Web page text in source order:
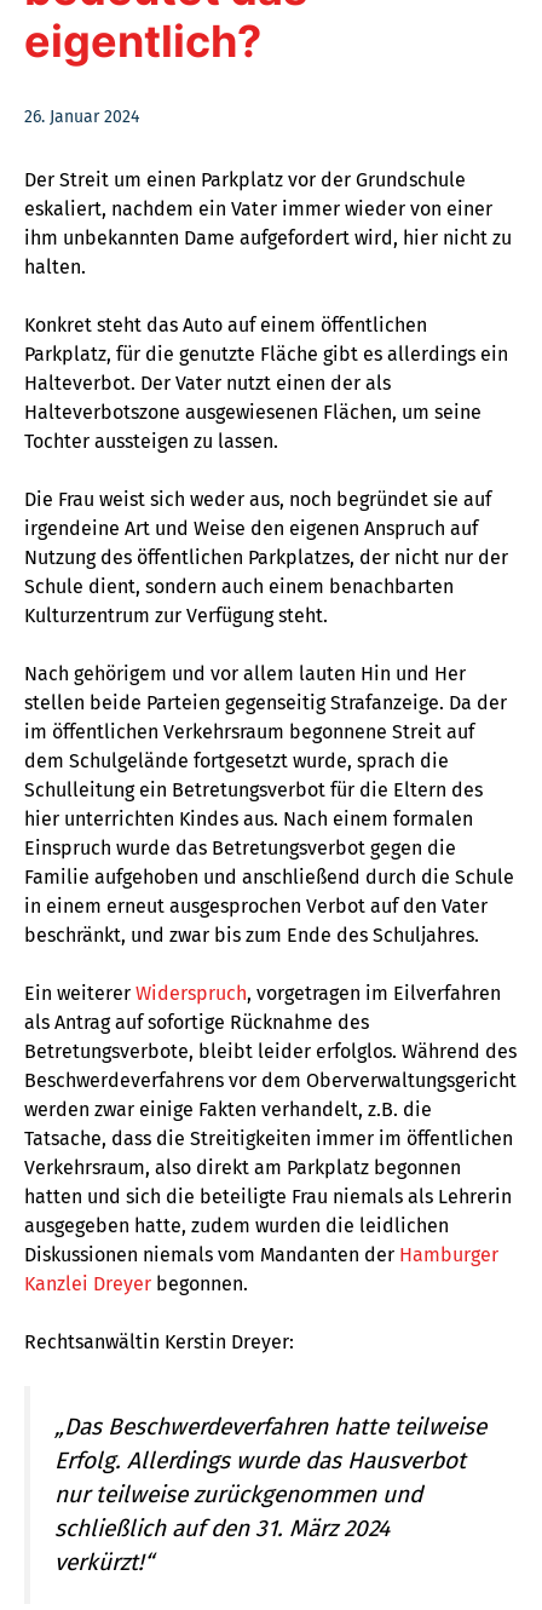
eigentlich?
26. Januar 2024
Der Streit um einen Parkplatz vor der Grundschule
eskaliert, nachdem ein Vater immer wieder von einer
ihm unbekannten Dame aufgefordert wird, hier nicht zu
halten.
Konkret steht das Auto auf einem öffentlichen
Parkplatz, für die genutzte Fläche gibt es allerdings ein
Halteverbot. Der Vater nutzt einen der als
Halteverbotszone ausgewiesenen Flächen, um seine
Tochter aussteigen zu lassen.
Die Frau weist sich weder aus, noch begründet sie auf
irgendeine Art und Weise den eigenen Anspruch auf
Nutzung des öffentlichen Parkplatzes, der nicht nur der
Schule dient, sondern auch einem benachbarten
Kulturzentrum zur Verfügung steht.
Nach gehörigem und vor allem lauten Hin und Her
stellen beide Parteien gegenseitig Strafanzeige. Da der
im öffentlichen Verkehrsraum begonnene Streit auf
dem Schulgelände fortgesetzt wurde, sprach die
Schulleitung ein Betretungsverbot für die Eltern des
hier unterrichten Kindes aus. Nach einem formalen
Einspruch wurde das Betretungsverbot gegen die
Familie aufgehoben und anschließend durch die Schule
in einem erneut ausgesprochen Verbot auf den Vater
beschränkt, und zwar bis zum Ende des Schuljahres.
Ein weiterer Widerspruch, vorgetragen im Eilverfahren
als Antrag auf sofortige Rücknahme des
Betretungsverbote, bleibt leider erfolglos. Während des
Beschwerdeverfahrens vor dem Oberverwaltungsgericht
werden zwar einige Fakten verhandelt, z.B. die
Tatsache, dass die Streitigkeiten immer im öffentlichen
Verkehrsraum, also direkt am Parkplatz begonnen
hatten und sich die beteiligte Frau niemals als Lehrerin
ausgegeben hatte, zudem wurden die leidlichen
Diskussionen niemals vom Mandanten der Hamburger
Kanzlei Dreyer begonnen.
Rechtsanwältin Kerstin Dreyer:
„Das Beschwerdeverfahren hatte teilweise
Erfolg. Allerdings wurde das Hausverbot
nur teilweise zurückgenommen und
schließlich auf den 31. März 2024
verkürzt!“